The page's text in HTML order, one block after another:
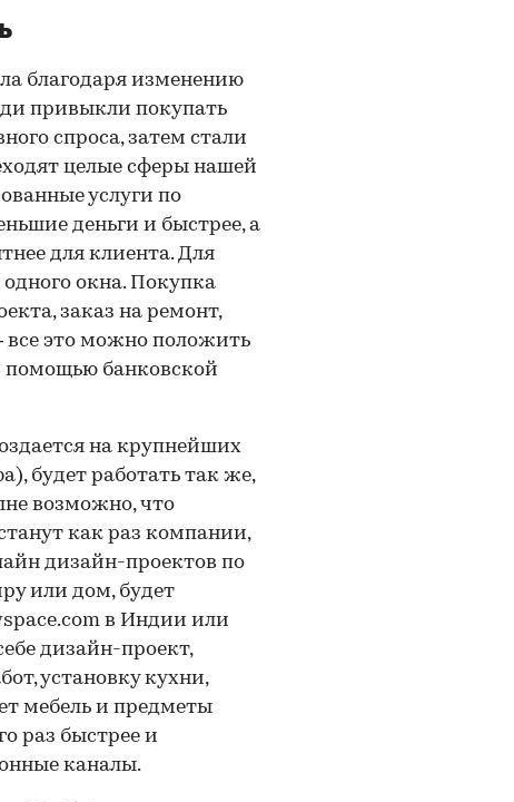
благодаря изменению
привыкли покупать
спроса, затем стали
целые сферы нашей
услуги по
деньги и быстрее, а
для клиента. Для
окна. Покупка
заказ на ремонт,
все это можно положить
помощью банковской
на крупнейших
будет работать так же,
возможно, что
как раз компании,
дизайн-проектов по
или дом, будет
в Индии или
дизайн-проект,
установку кухни,
мебель и предметы
раз быстрее и
каналы.